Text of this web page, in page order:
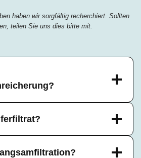
haben wir sorgfältig recherchiert. Sollten
teilen Sie uns dies bitte mit.